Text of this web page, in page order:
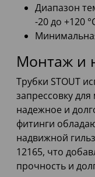
Диапазон
-20 до +120
Монтаж и
Трубки STOUT
запрессовку
надежное и
фитинги
надвижной
12165, что
прочность и